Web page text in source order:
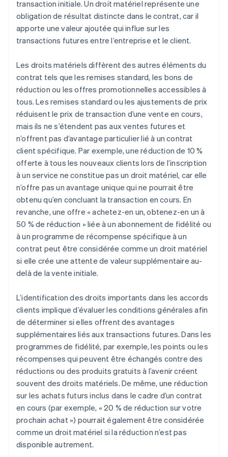
transaction initiale. Un droit matériel représente une
obligation de résultat distincte dans le contrat, car il
apporte une valeur ajoutée qui influe sur les
transactions futures entre l’entreprise et le client.
Les droits matériels diffèrent des autres éléments du
contrat tels que les remises standard, les bons de
réduction ou les offres promotionnelles accessibles à
tous. Les remises standard ou les ajustements de prix
réduisent le prix de transaction d’une vente en cours,
mais ils ne s’étendent pas aux ventes futures et
n’offrent pas d’avantage particulier lié à un contrat
client spécifique. Par exemple, une réduction de 10 %
offerte à tous les nouveaux clients lors de l’inscription
à un service ne constitue pas un droit matériel, car elle
n’offre pas un avantage unique qui ne pourrait être
obtenu qu’en concluant la transaction en cours. En
revanche, une offre « achetez-en un, obtenez-en un à
50 % de réduction » liée à un abonnement de fidélité ou
à un programme de récompense spécifique à un
contrat peut être considérée comme un droit matériel
si elle crée une attente de valeur supplémentaire au-
delà de la vente initiale.
L’identification des droits importants dans les accords
clients implique d’évaluer les conditions générales afin
de déterminer si elles offrent des avantages
supplémentaires liés aux transactions futures. Dans les
programmes de fidélité, par exemple, les points ou les
récompenses qui peuvent être échangés contre des
réductions ou des produits gratuits à l’avenir créent
souvent des droits matériels. De même, une réduction
sur les achats futurs inclus dans le cadre d’un contrat
en cours (par exemple, « 20 % de réduction sur votre
prochain achat ») pourrait également être considérée
comme un droit matériel si la réduction n’est pas
disponible autrement.